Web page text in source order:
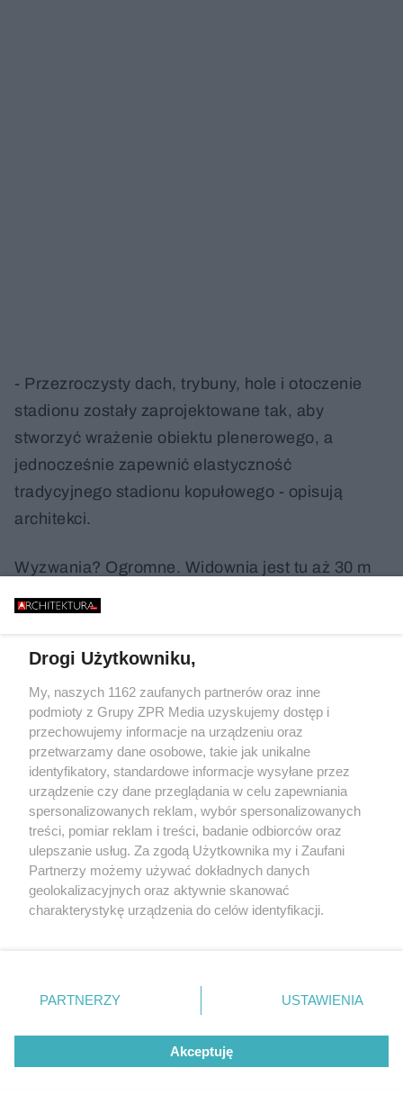
- Przezroczysty dach, trybuny, hole i otoczenie
stadionu zostały zaprojektowane tak, aby
stworzyć wrażenie obiektu plenerowego, a
jednocześnie zapewnić elastyczność
tradycyjnego stadionu kopułowego - opisują
architekci.
Wyzwania? Ogromne. Widownia jest tu aż 30 m
poniżej poziomu gruntu. To dlatego, że tereny w
lotniska Los Angeles LAX. To właśnie federalna
tak, ograniczono wysokość stadionu do 30-35
metrów. na budowie nie można było
postawić żurawi. Architekci zrezygnowali też z
typowego ciągu wind, schodów ruchomych,
schodów i ramp, tworząc kręty ciąg ścieżek
wewnątrz i na zewnątrz.
A na koniec - zobaczcie słynny polski,
nieistniejący już stadion. Pamiętacie? Oto
14
Drogi Użytkowniku,
My, naszych 1162 zaufanych partnerów oraz inne
podmioty z Grupy ZPR Media uzyskujemy dostęp i
przechowujemy informacje na urządzeniu oraz
przetwarzamy dane osobowe, takie jak unikalne
identyfikatory, standardowe informacje wysyłane przez
urządzenie czy dane przeglądania w celu zapewniania
spersonalizowanych reklam, wybór spersonalizowanych
treści, pomiar reklam i treści, badanie odbiorców oraz
ulepszanie usług. Za zgodą Użytkownika my i Zaufani
Partnerzy możemy używać dokładnych danych
geolokalizacyjnych oraz aktywnie skanować
charakterystykę urządzenia do celów identyfikacji.
zmienić/wycofać klikając przycisk ustawień prywatności
znajdujący się w lewym dolnym rogu strony
rodzaje przetwarzania danych nie wymagają zgody
użytkownika, ale masz prawo sprzeciwić się takiemu
przetwarzaniu. Preferencje będą miały zastosowanie tylko
PARTNERZY USTAWIENIA
Akceptuję